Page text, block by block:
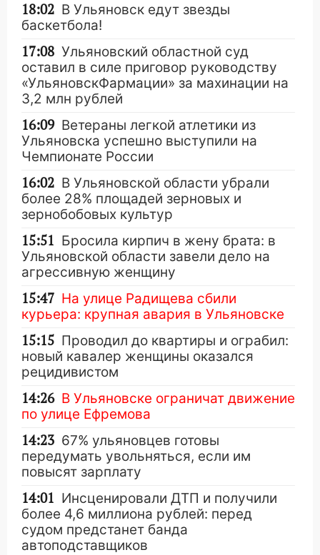
18:02 В Ульяновск едут звезды
баскетбола!
17:08 Ульяновский областной суд
оставил в силе приговор руководству
«УльяновскФармации» за махинации на
3,2 млн рублей
16:09 Ветераны легкой атлетики из
Ульяновска успешно выступили на
Чемпионате России
16:02 В Ульяновской области убрали
более 28% площадей зерновых и
зернобобовых культур
15:51 Бросила кирпич в жену брата: в
Ульяновской области завели дело на
агрессивную женщину
15:47 На улице Радищева сбили
курьера: крупная авария в Ульяновске
15:15 Проводил до квартиры и ограбил:
новый кавалер женщины оказался
рецидивистом
14:26 В Ульяновске ограничат движение
по улице Ефремова
14:23 67% ульяновцев готовы
передумать увольняться, если им
повысят зарплату
14:01 Инсценировали ДТП и получили
более 4,6 миллиона рублей: перед
судом предстанет банда
автоподставщиков